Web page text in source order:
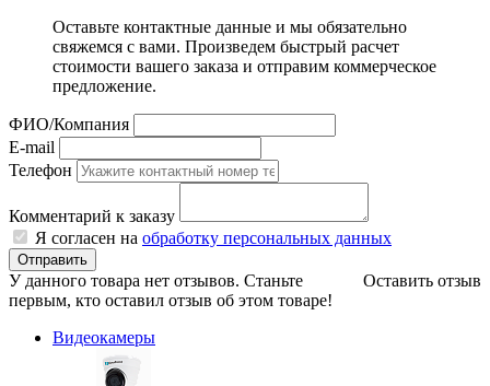
Оставьте контактные данные и мы обязательно
свяжемся с вами. Произведем быстрый расчет
стоимости вашего заказа и отправим коммерческое
предложение.
ФИО/Компания
E-mail
Телефон
Комментарий к заказу
Я согласен на обработку персональных данных
Отправить
Оставить отзыв
У данного товара нет отзывов. Станьте
первым, кто оставил отзыв об этом товаре!
Видеокамеры